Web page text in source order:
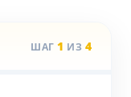
ШАГ 1 ИЗ 4